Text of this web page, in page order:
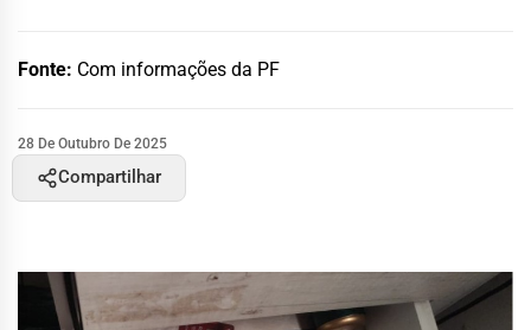
Fonte: Com informações da PF
28 De Outubro De 2025
Compartilhar